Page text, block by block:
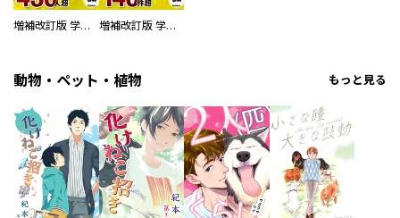
増補改訂版 学研まんが NEW世界の歴史 別巻 人物学習事典 増補改訂版 学研まんが NEW世界の歴史 別巻 世界遺産学習事典
動物・ペット・植物 もっと見る